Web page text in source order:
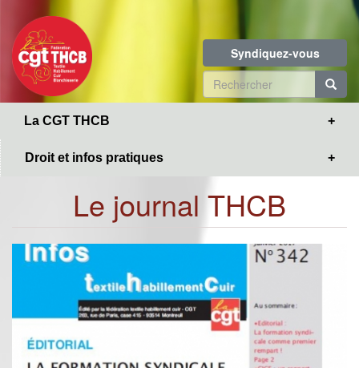
contenu
principal
Syndiquez-vous
Formulaire
de
La CGT THCB
Droit et infos pratiques
Le journal THCB